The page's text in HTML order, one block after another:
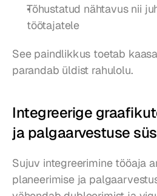
Tõhustatud nähtavus nii
töötajatele
See paindlikkus toetab
parandab üldist rahulolu.
Integreerige
ja palgaarvestuse
Sujuv integreerimine tööaja
planeerimise ja